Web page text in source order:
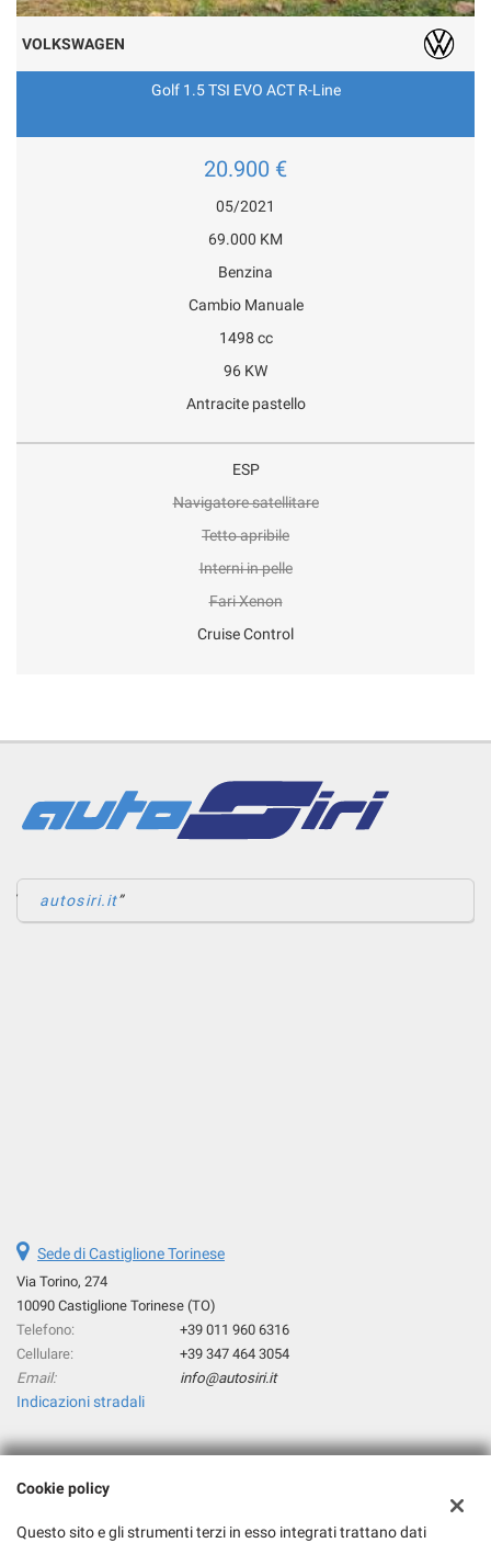
VOLKSWAGEN
Golf 1.5 TSI EVO ACT R-Line
20.900 €
05/2021
69.000 KM
Benzina
Cambio Manuale
1498 cc
96 KW
Antracite pastello
ESP
Navigatore satellitare
Tetto apribile
Interni in pelle
Fari Xenon
Cruise Control
autosiri.it
Sede di Castiglione Torinese
Via Torino, 274
10090 Castiglione Torinese (TO)
Telefono:
+39 011 960 6316
Cellulare:
+39 347 464 3054
Email:
info@autosiri.it
Indicazioni stradali
Dati fiscali:
Via Torino, 274, Castiglione Torinese (TO)
Cookie policy
Questo sito e gli strumenti terzi in esso integrati trattano dati